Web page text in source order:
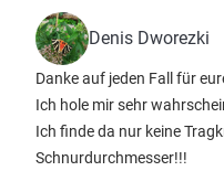
Denis Dworezki
Danke auf jeden Fall für eure
Ich hole mir sehr
Ich finde da nur keine
Schnurdurchmesser!!!